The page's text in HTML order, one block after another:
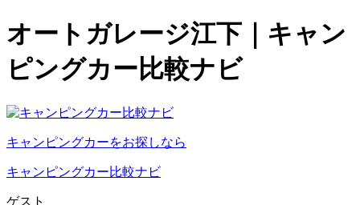
オートガレージ江下｜キャン
ピングカー比較ナビ
キャンピングカーをお探しなら
キャンピングカー比較ナビ
ゲスト